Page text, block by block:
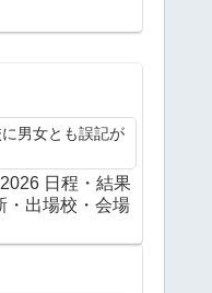
男女とも誤記が
日程・結果
・出場校・会場